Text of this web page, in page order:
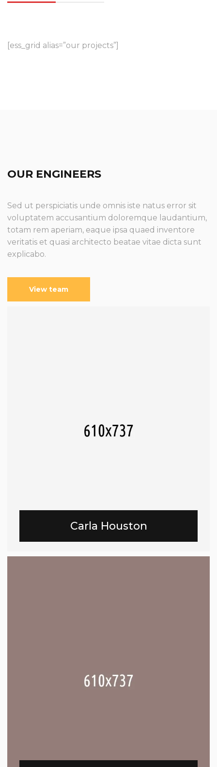
[ess_grid alias=”our projects”]
OUR ENGINEERS
Sed ut perspiciatis unde omnis iste natus error sit
voluptatem accusantium doloremque laudantium,
totam rem aperiam, eaque ipsa quaed inventore
veritatis et quasi architecto beatae vitae dicta sunt
explicabo.
View team
Carla Houston